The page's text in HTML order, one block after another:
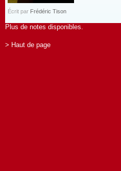
Écrit par Frédéric Tison
Plus de notes disponibles.
> Haut de page